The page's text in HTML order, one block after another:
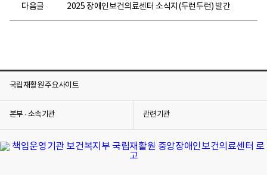
다음글 2025 장애인보건의료센터 소식지(두런두런) 발간
국립재활원 주요사이트
본부 · 소속기관 관련기관